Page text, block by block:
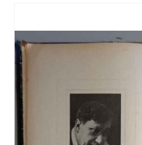
fine
della
galleria
immagini